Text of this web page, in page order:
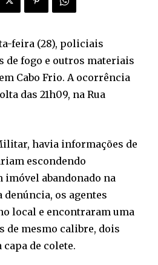
feira (28), policiais
de fogo e outros materiais
Cabo Frio. A ocorrência
das 21h09, na Rua
havia informações de
escondendo
imóvel abandonado na
denúncia, os agentes
local e encontraram uma
de mesmo calibre, dois
de colete.